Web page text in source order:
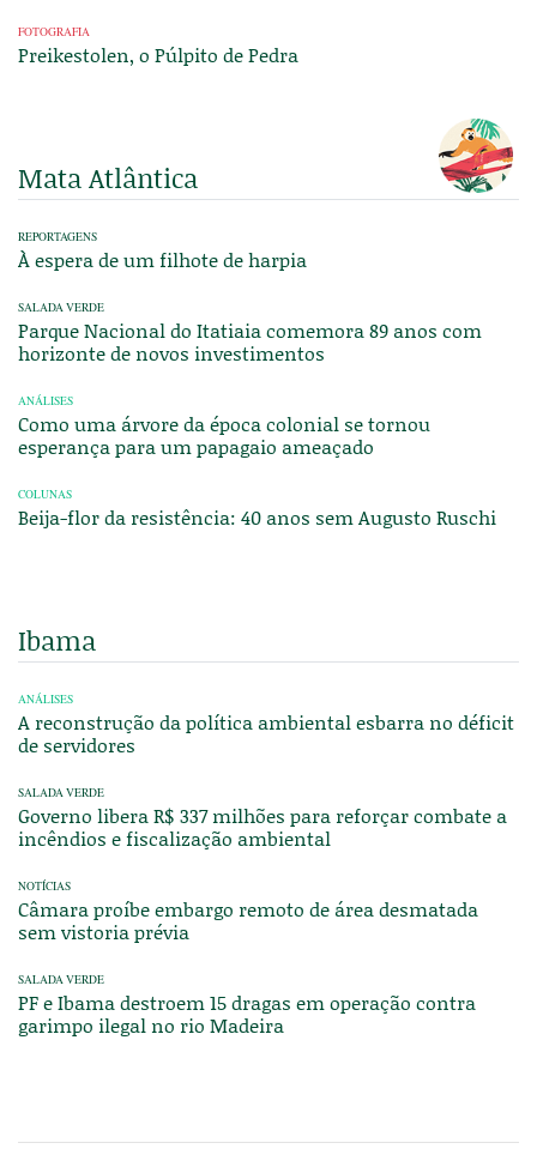
FOTOGRAFIA
Preikestolen, o Púlpito de Pedra
Mata Atlântica
REPORTAGENS
À espera de um filhote de harpia
SALADA VERDE
Parque Nacional do Itatiaia comemora 89 anos com
horizonte de novos investimentos
ANÁLISES
Como uma árvore da época colonial se tornou
esperança para um papagaio ameaçado
COLUNAS
Beija-flor da resistência: 40 anos sem Augusto Ruschi
Ibama
ANÁLISES
A reconstrução da política ambiental esbarra no déficit
de servidores
SALADA VERDE
Governo libera R$ 337 milhões para reforçar combate a
incêndios e fiscalização ambiental
NOTÍCIAS
Câmara proíbe embargo remoto de área desmatada
sem vistoria prévia
SALADA VERDE
PF e Ibama destroem 15 dragas em operação contra
garimpo ilegal no rio Madeira